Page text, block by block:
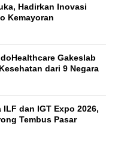
Hadirkan Inovasi
Kemayoran
Gakeslab
dari 9 Negara
dan IGT Expo 2026,
Tembus Pasar